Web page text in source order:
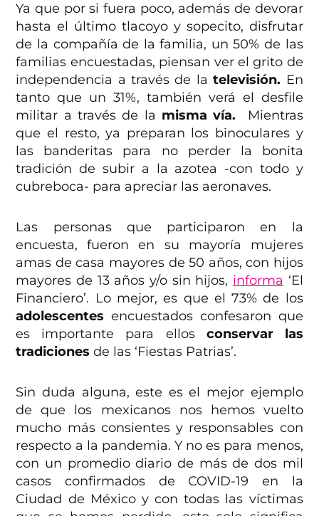
Ya que por si fuera poco, además de devorar
hasta el último tlacoyo y sopecito, disfrutar
de la compañía de la familia, un 50% de las
familias encuestadas, piensan ver el grito de
independencia a través de latelevisión. En
tanto que un 31%, también verá el desfile
militar a través de la misma vía. Mientras
que el resto, ya preparan los binoculares y
las banderitas para no perder la bonita
tradición de subir a la azotea -con todo y
cubreboca- para apreciar las aeronaves.
Las personas que participaron en la
encuesta, fueron en su mayoría mujeres
amas de casa mayores de 50 años, con hijos
mayores de 13 años y/o sin hijos, informa ‘El
Financiero’. Lo mejor, es que el 73% de los
adolescentes encuestados confesaron que
es importante para ellos conservar las
tradiciones de las ‘Fiestas Patrias’.
Sin duda alguna, este es el mejor ejemplo
de que los mexicanos nos hemos vuelto
mucho más consientes y responsables con
respecto a la pandemia. Y no es para menos,
con un promedio diario de más de dos mil
casos confirmados de COVID-19 en la
Ciudad de México y con todas las víctimas